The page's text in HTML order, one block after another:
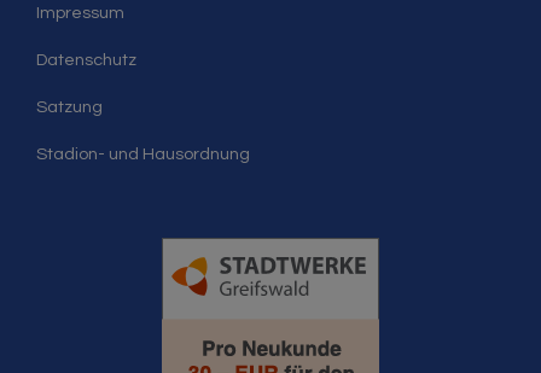
Impressum
Datenschutz
Satzung
Stadion- und Hausordnung